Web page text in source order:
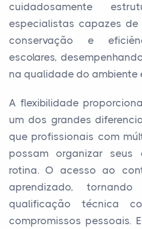
cuidadosamente
especialistas capazes
conservação e
escolares,
na qualidade do ambiente
A flexibilidade
um dos grandes
que profissionais com
possam organizar seus
rotina. O acesso ao
aprendizado,
qualificação técnica
compromissos pessoais.